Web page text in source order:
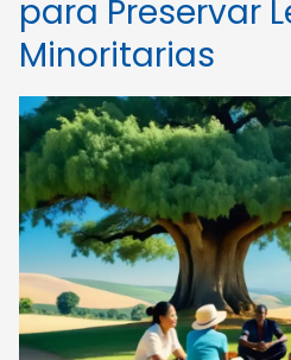
para Preservar
Minoritarias